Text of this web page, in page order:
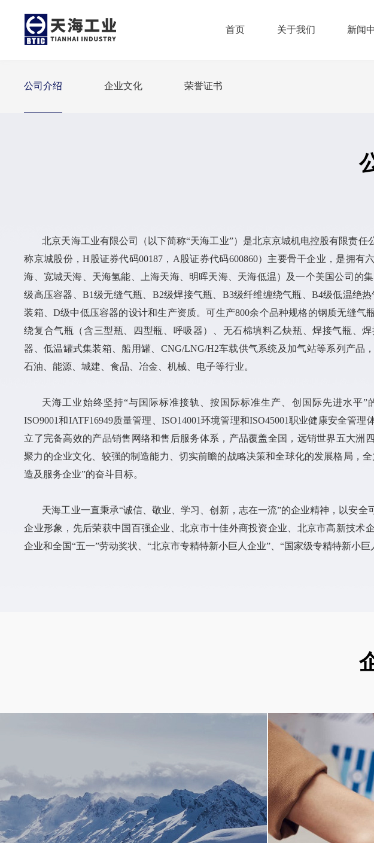
首页 关于我们 新闻
公司介绍 企业文化 荣誉证书
北京天海工业有限公司（以下简称“天海工业”）是北京京城机电控股有限责任
称京城股份，H股证券代码00187，A股证券代码600860）主要骨干企业，是拥有
海、宽城天海、天海氢能、上海天海、明晖天海、天海低温）及一个美国公司的
级高压容器、B1级无缝气瓶、B2级焊接气瓶、B3级纤维缠绕气瓶、B4级低温绝
装箱、D级中低压容器的设计和生产资质。可生产800余个品种规格的钢质无缝气
绕复合气瓶（含三型瓶、四型瓶、呼吸器）、无石棉填料乙炔瓶、焊接气瓶、
器、低温罐式集装箱、船用罐、CNG/LNG/H2车载供气系统及加气站等系列产品
石油、能源、城建、食品、冶金、机械、电子等行业。
天海工业始终坚持“与国际标准接轨、按国际标准生产、创国际先进水平”
ISO9001和IATF16949质量管理、ISO14001环境管理和ISO45001职业健康安全管
立了完备高效的产品销售网络和售后服务体系，产品覆盖全国，远销世界五大洲
聚力的企业文化、较强的制造能力、切实前瞻的战略决策和全球化的发展格局，
造及服务企业”的奋斗目标。
天海工业一直秉承“诚信、敬业、学习、创新，志在一流”的企业精神，以安
企业形象，先后荣获中国百强企业、北京市十佳外商投资企业、北京市高新技术
企业和全国“五一”劳动奖状、“北京市专精特新小巨人企业”、“国家级专精特新小巨